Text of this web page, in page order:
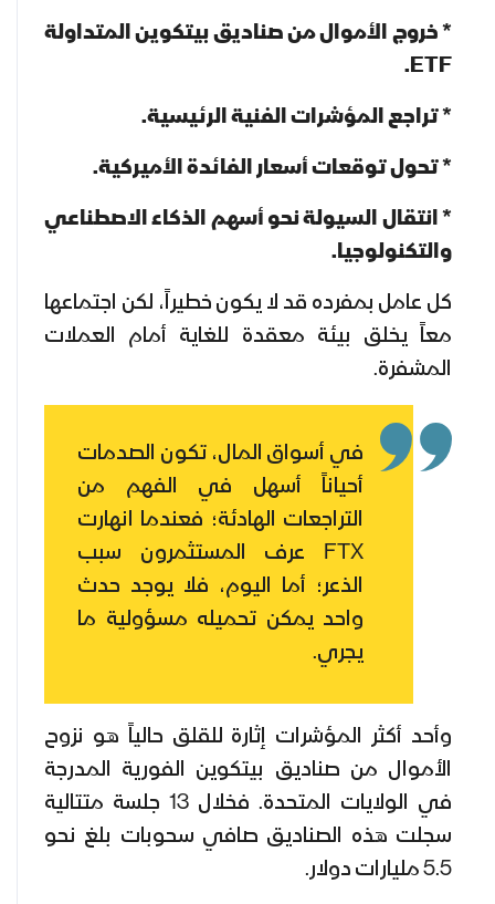
* خروج الأموال من صناديق بيتكوين المتداولة
ETF.
* تراجع المؤشرات الفنية الرئيسية.
* تحول توقعات أسعار الفائدة الأميركية.
* انتقال السيولة نحو أسهم الذكاء الاصطناعي
والتكنولوجيا.
كل عامل بمفرده قد لا يكون خطيراً، لكن اجتماعها
معاً يخلق بيئة معقدة للغاية أمام العملات
المشفرة.
في أسواق المال، تكون الصدمات
أحياناً أسهل في الفهم من
التراجعات الهادئة؛ فعندما انهارت
FTX عرف المستثمرون سبب
الذعر؛ أما اليوم، فلا يوجد حدث
واحد يمكن تحميله مسؤولية ما
يجري.
وأحد أكثر المؤشرات إثارة للقلق حالياً هو نزوح
الأموال من صناديق بيتكوين الفورية المدرجة
في الولايات المتحدة. فخلال 13 جلسة متتالية
سجلت هذه الصناديق صافي سحوبات بلغ نحو
5.5 مليارات دولار.